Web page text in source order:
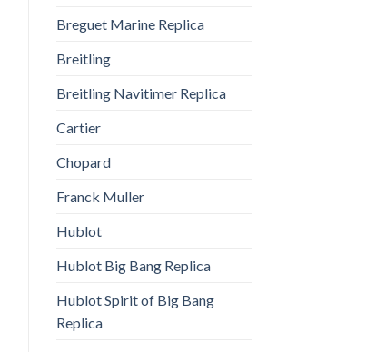
Breguet Marine Replica
Breitling
Breitling Navitimer Replica
Cartier
Chopard
Franck Muller
Hublot
Hublot Big Bang Replica
Hublot Spirit of Big Bang
Replica